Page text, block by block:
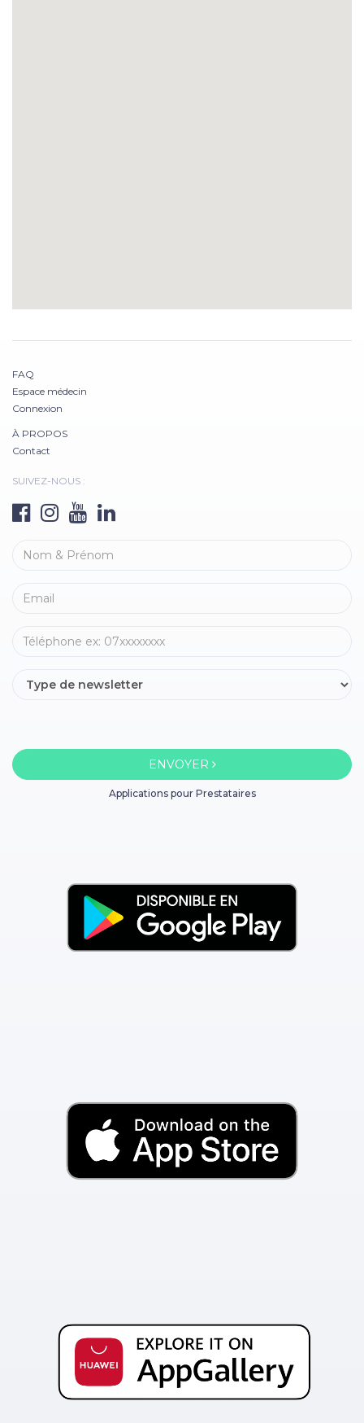
FAQ
Espace médecin
Connexion
À PROPOS
Contact
SUIVEZ-NOUS :
ENVOYER
Applications pour Prestataires